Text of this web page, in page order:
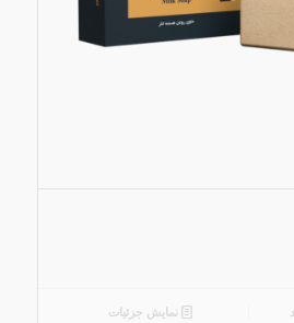
4.79
نمایش جزئیات